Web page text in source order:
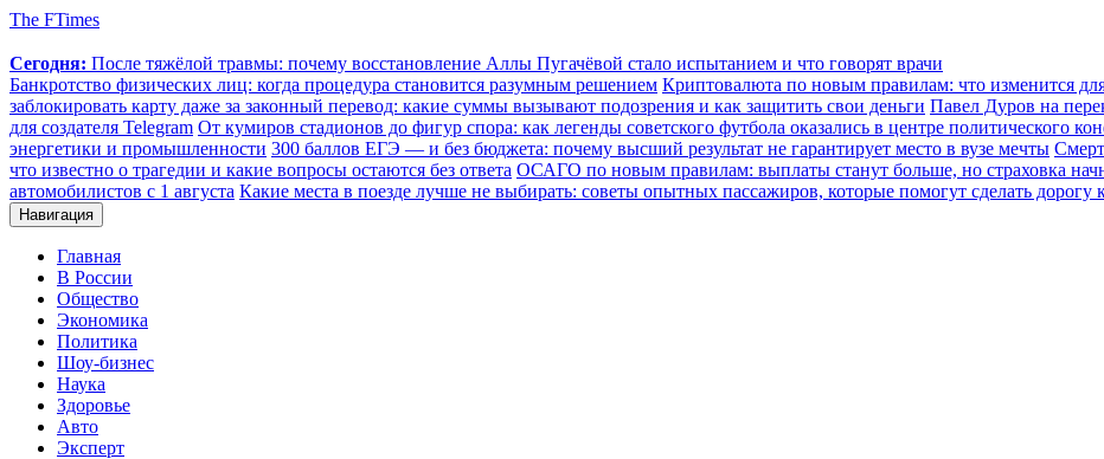
The FTimes
Сегодня: После тяжёлой травмы: почему восстановление Аллы Пугачёвой стало испытанием и что говорят врачи
Банкротство физических лиц: когда процедура становится разумным решением Криптовалюта по новым правилам: что изменится
заблокировать карту даже за законный перевод: какие суммы вызывают подозрения и как защитить свои деньги Павел Дуров на
для создателя Telegram От кумиров стадионов до фигур спора: как легенды советского футбола оказались в центре политического
энергетики и промышленности 300 баллов ЕГЭ — и без бюджета: почему высший результат не гарантирует место в вузе мечты
что известно о трагедии и какие вопросы остаются без ответа ОСАГО по новым правилам: выплаты станут больше, но страховка
автомобилистов с 1 августа Какие места в поезде лучше не выбирать: советы опытных пассажиров, которые помогут сделать дорогу
Навигация
Главная
В России
Общество
Экономика
Политика
Шоу-бизнес
Наука
Здоровье
Авто
Эксперт